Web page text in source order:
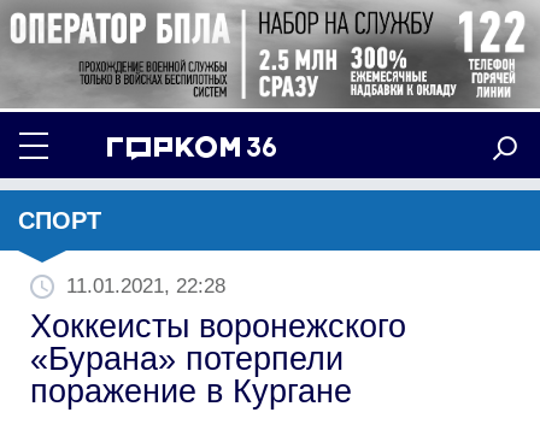
СПОРТ
11.01.2021, 22:28
Хоккеисты воронежского
«Бурана» потерпели
поражение в Кургане